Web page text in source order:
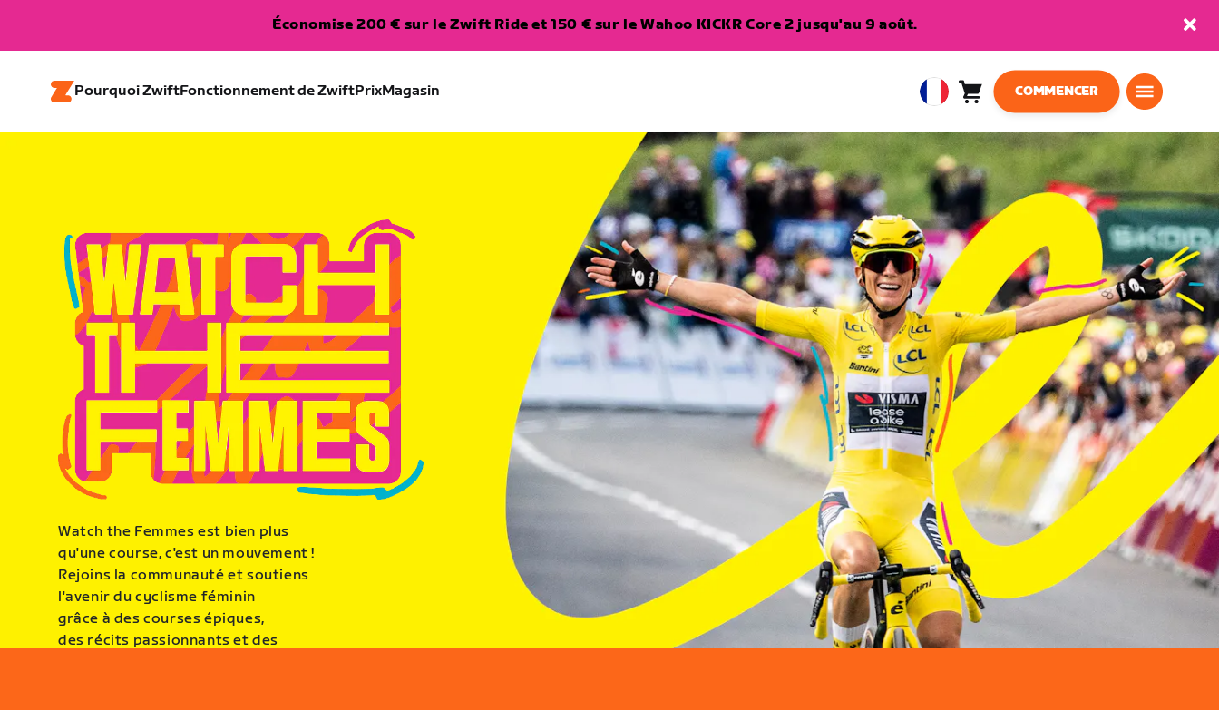
Économise 200 € sur le Zwift Ride et 150 € sur le Wahoo KICKR Core 2 jusqu'au 9 août.
Pourquoi ZwiftFonctionnement de ZwiftPrixMagasin
European
Français
Panier 0
COMMENCER
Watch the Femmes est bien plus
qu'une course, c'est un mouvement !
Rejoins la communauté et soutiens
l'avenir du cyclisme féminin
grâce à des courses épiques,
des récits passionnants et des